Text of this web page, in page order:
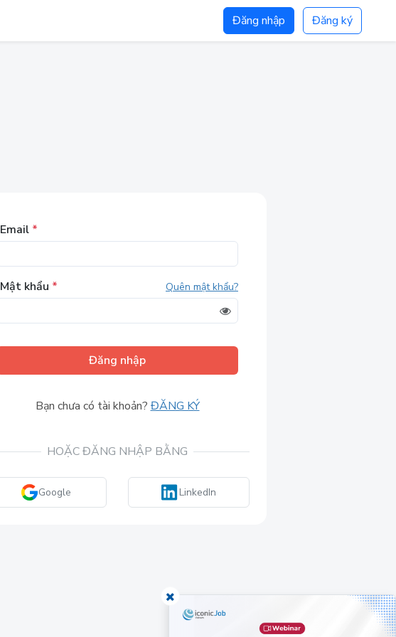
Đăng nhập Đăng ký
Email *
Mật khẩu * Quên mật khẩu?
Đăng nhập
Bạn chưa có tài khoản? ĐĂNG KÝ
HOẶC ĐĂNG NHẬP BẰNG
Google LinkedIn